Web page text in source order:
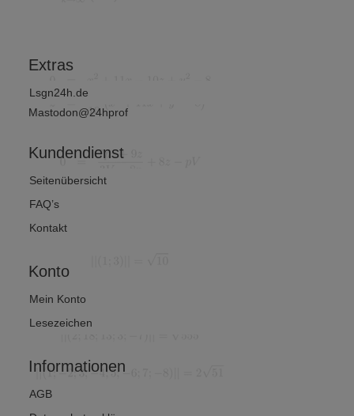
Extras
Lsgn24h.de
Mastodon@24hprof
Kundendienst
Seitenübersicht
FAQ’s
Kontakt
Konto
Mein Konto
Lesezeichen
Informationen
AGB